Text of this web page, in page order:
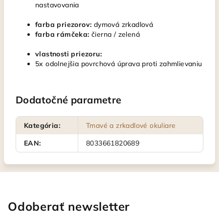
nastavovania
farba priezorov: dymová zrkadlová
farba rámčeka: čierna / zelená
vlastnosti priezoru:
5x odolnejšia povrchová úprava proti zahmlievaniu
Dodatočné parametre
Kategória:
Tmavé a zrkadlové okuliare
EAN: 8033661820689
Odoberať newsletter